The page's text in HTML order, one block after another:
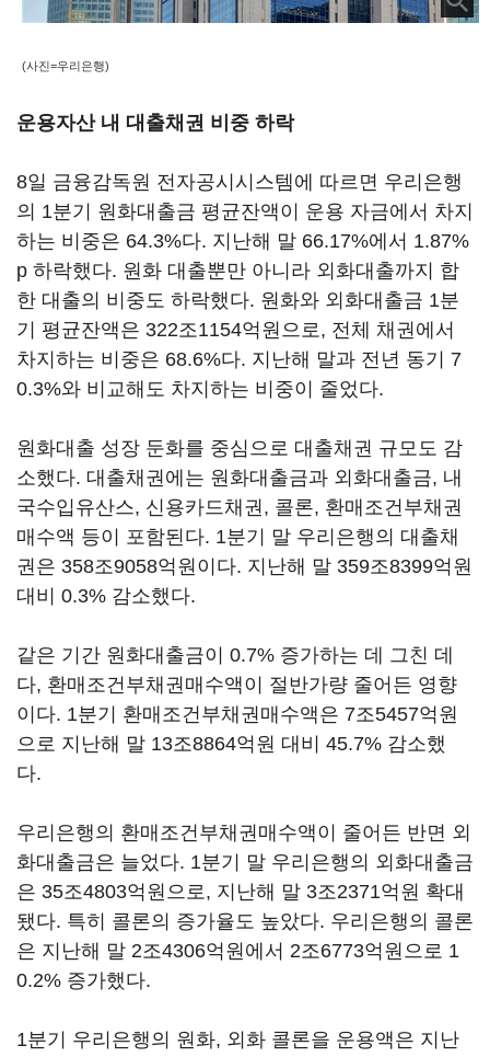
(사진=우리은행)
운용자산 내 대출채권 비중 하락
8일 금융감독원 전자공시시스템에 따르면 우리은행
의 1분기 원화대출금 평균잔액이 운용 자금에서 차지
하는 비중은 64.3%다. 지난해 말 66.17%에서 1.87%
p 하락했다. 원화 대출뿐만 아니라 외화대출까지 합
한 대출의 비중도 하락했다. 원화와 외화대출금 1분
기 평균잔액은 322조1154억원으로, 전체 채권에서
차지하는 비중은 68.6%다. 지난해 말과 전년 동기 7
0.3%와 비교해도 차지하는 비중이 줄었다.
원화대출 성장 둔화를 중심으로 대출채권 규모도 감
소했다. 대출채권에는 원화대출금과 외화대출금, 내
국수입유산스, 신용카드채권, 콜론, 환매조건부채권
매수액 등이 포함된다. 1분기 말 우리은행의 대출채
권은 358조9058억원이다. 지난해 말 359조8399억원
대비 0.3% 감소했다.
같은 기간 원화대출금이 0.7% 증가하는 데 그친 데
다, 환매조건부채권매수액이 절반가량 줄어든 영향
이다. 1분기 환매조건부채권매수액은 7조5457억원
으로 지난해 말 13조8864억원 대비 45.7% 감소했
다.
우리은행의 환매조건부채권매수액이 줄어든 반면 외
화대출금은 늘었다. 1분기 말 우리은행의 외화대출금
은 35조4803억원으로, 지난해 말 3조2371억원 확대
됐다. 특히 콜론의 증가율도 높았다. 우리은행의 콜론
은 지난해 말 2조4306억원에서 2조6773억원으로 1
0.2% 증가했다.
1분기 우리은행의 원화, 외화 콜론을 운용액은 지난